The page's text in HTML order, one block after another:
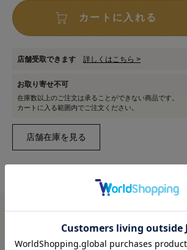
カートに入れる
店舗受取できます 詳しくはこちら >
お取り寄せ不可
在庫数以上のご注文は承ることができない商品です。
カートに入る範囲内でご注文ください。
※新宿オカダヤ本店お取り扱い商品のご注
こちらのページは、店頭にてあらかじめ商品詳